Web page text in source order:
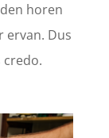
horen
ervan. Dus